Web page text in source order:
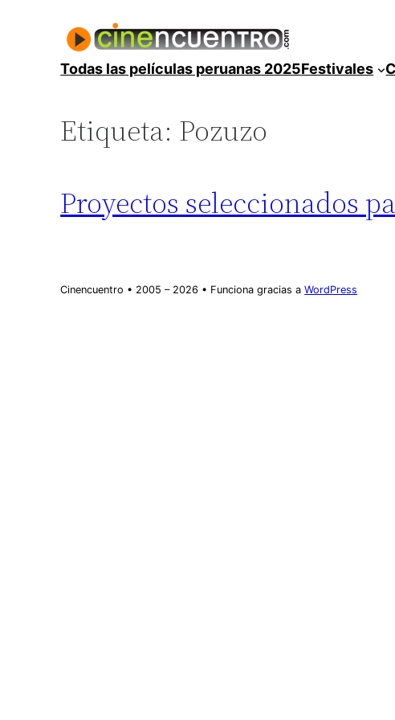
contenidoTodas las películas peruanas 2025Festivales
Etiqueta: Pozuzo
Proyectos seleccionados
Cinencuentro • 2005 – 2026 • Funciona gracias aWordPress